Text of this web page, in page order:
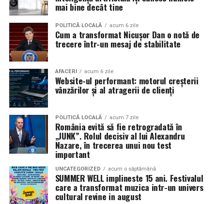
Sursa articol:BVON.ro
în mai multe orașe.
Pe11 februarieva avea loc proiecția specială
mea”de la Cinema City din City Park Constanța,de la
18:30, unde
regizorul Paul Decu și actrița Azaleea
Necula, originari din Constanța și împrejurimi, vor
prezenta filmul alături de colegii lor
Alexandra Răduță și Gabriel Vatavu.
Cinema City Shopping City Galați
12 februarie de la 18:30la întâlnirea cu actrițele
State și Azaleea Necula și regizorul Paul Decu.
Pe 13 februarie la ora 18:30, spectatorii dinIași
invitați la proiecția specială din
Mall, alături de regizorulPaul Decuși de
actoriiGabriel Vatavu, Sergiu Costache, Azaleea
Necula, Alexandra Răduță.
mai bine decât tine
POLITICĂ LOCALĂ acum 6 zile
Cum a transformat Nicușor Dan o notă de
trecere într-un mesaj de stabilitate
AFACERI acum 6 zile
Website-ul performant: motorul creșterii
vânzărilor și al atragerii de clienți
POLITICĂ LOCALĂ acum 7 zile
România evită să fie retrogradată în
„JUNK”. Rolul decisiv al lui Alexandru
Nazare, în trecerea unui nou test
important
UNCATEGORIZED acum o săptămână
SUMMER WELL implineste 15 ani. Festivalul
care a transformat muzica intr-un univers
cultural revine in august